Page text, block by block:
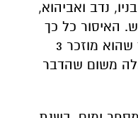
נדב ואביהוא,
האיסור כל כך
חמור בנגיעה בכלי הקודש, כך שהוא מוזכר 3
משום שהדבר